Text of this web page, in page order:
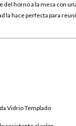
horno a la mesa con
la hace perfecta para
Vidrio Templado